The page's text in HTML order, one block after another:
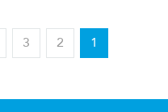
1
2
3